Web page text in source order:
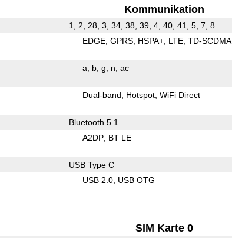
Kommunikation
1, 2, 28, 3, 34, 38, 39, 4, 40, 41, 5, 7, 8
EDGE GPRS HSPA+ LTE TD-SCDMA
a b g n ac
Dual-band Hotspot WiFi Direct
Bluetooth 5.1
A2DP BT LE
USB Type C
USB 2.0 USB OTG
SIM Karte 0